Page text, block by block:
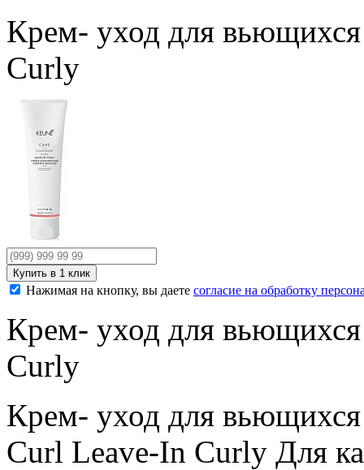
Крем- уход для
Curly
Нажимая на кнопку, вы даете согласие на обработку
Крем- уход для
Curly
Крем- уход для
Curl Leave-In Curly Для